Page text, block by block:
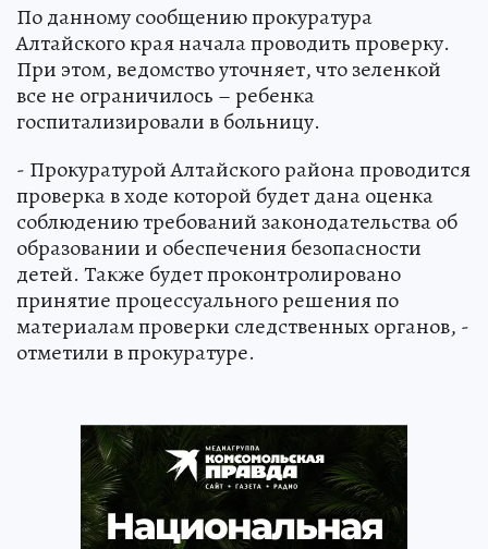
По данному сообщению прокуратура
Алтайского края начала проводить проверку.
При этом, ведомство уточняет, что зеленкой
все не ограничилось – ребенка
госпитализировали в больницу.
- Прокуратурой Алтайского района проводится
проверка в ходе которой будет дана оценка
соблюдению требований законодательства об
образовании и обеспечения безопасности
детей. Также будет проконтролировано
принятие процессуального решения по
материалам проверки следственных органов, -
отметили в прокуратуре.